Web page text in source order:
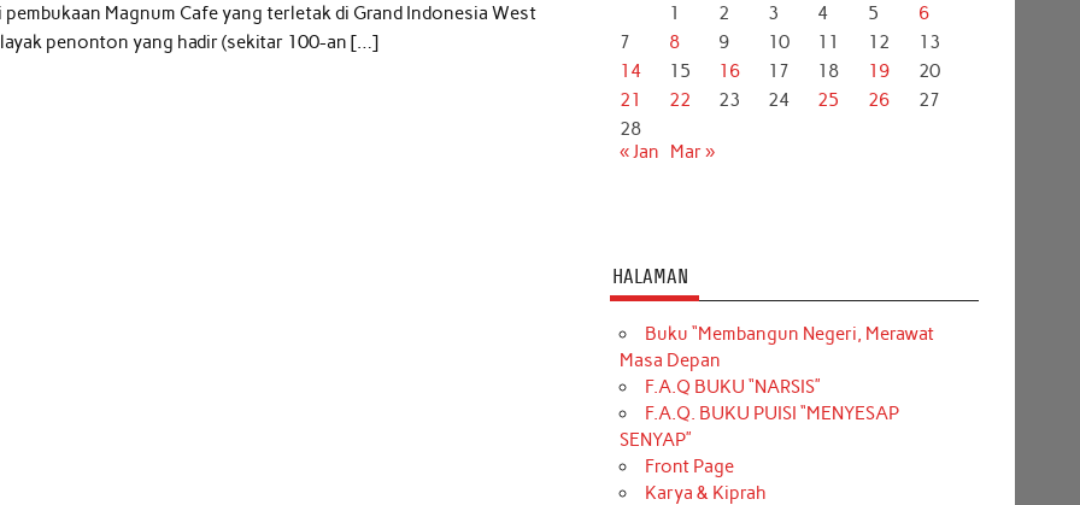
Magnum Cafe yang terletak di Grand Indonesia West
penonton yang hadir (sekitar 100-an […]
1 2 3 4 5
6
7
8 9 10 11 12
13
14
15 16 17 18 19
20
21
22 23 24 25 26
27
28
« Jan
Mar »
HALAMAN
Buku “Membangun Negeri, Merawat
Masa Depan
F.A.Q BUKU “NARSIS”
F.A.Q. BUKU PUISI “MENYESAP
SENYAP”
Front Page
Karya & Kiprah